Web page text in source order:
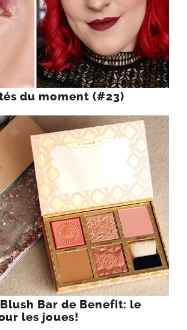
du moment (#23)
Bar de Benefit: le
les joues!